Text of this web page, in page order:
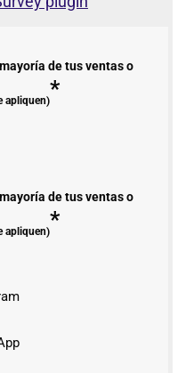
de tus ventas o
apliquen)*
de tus ventas o
apliquen)*